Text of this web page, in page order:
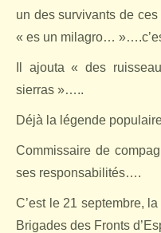
un des survivants de
« es un milagro…
Il ajouta « des
sierras »…..
Déjà la légende
Commissaire de
ses responsabilités….
C’est le 21 septembre,
Brigades des Fronts